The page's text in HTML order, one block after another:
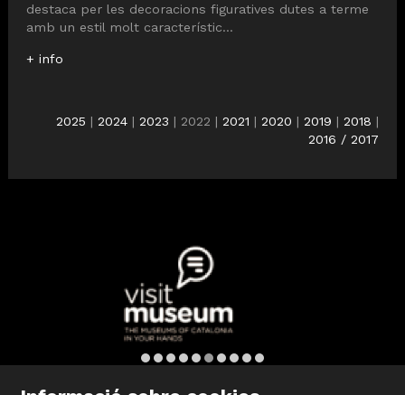
destaca per les decoracions figuratives dutes a terme
amb un estil molt característic...
+ info
2025 | 2024 | 2023 | 2022 | 2021 | 2020 | 2019 | 2018 |
2016 / 2017